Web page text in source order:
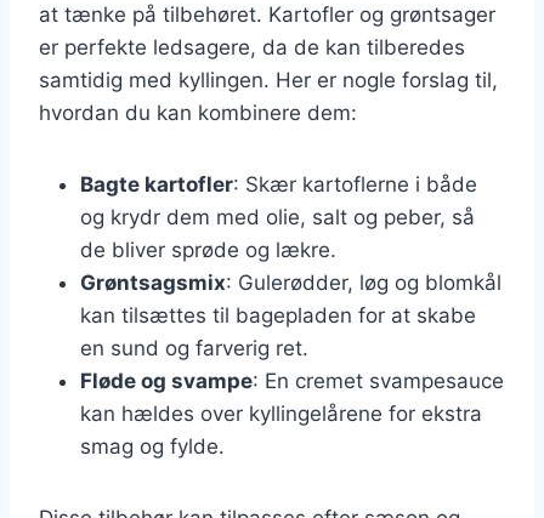
at tænke på tilbehøret. Kartofler og grøntsager
er perfekte ledsagere, da de kan tilberedes
samtidig med kyllingen. Her er nogle forslag til,
hvordan du kan kombinere dem:
Bagte kartofler: Skær kartoflerne i både
og krydr dem med olie, salt og peber, så
de bliver sprøde og lækre.
Grøntsagsmix: Gulerødder, løg og blomkål
kan tilsættes til bagepladen for at skabe
en sund og farverig ret.
Fløde og svampe: En cremet svampesauce
kan hældes over kyllingelårene for ekstra
smag og fylde.